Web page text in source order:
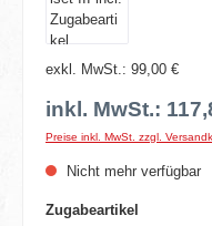
exkl. MwSt.: 99,00 €
inkl. MwSt.:
Preise inkl. MwSt. zzgl.
Nicht mehr verfügbar
Zugabeartikel